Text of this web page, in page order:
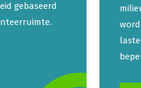
gebaseerd